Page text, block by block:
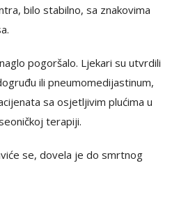
bilo stabilno, sa znakovima
pogoršalo. Ljekari su utvrdili
ili pneumomedijastinum,
sa osjetljivim plućima u
terapiji.
se, dovela je do smrtnog